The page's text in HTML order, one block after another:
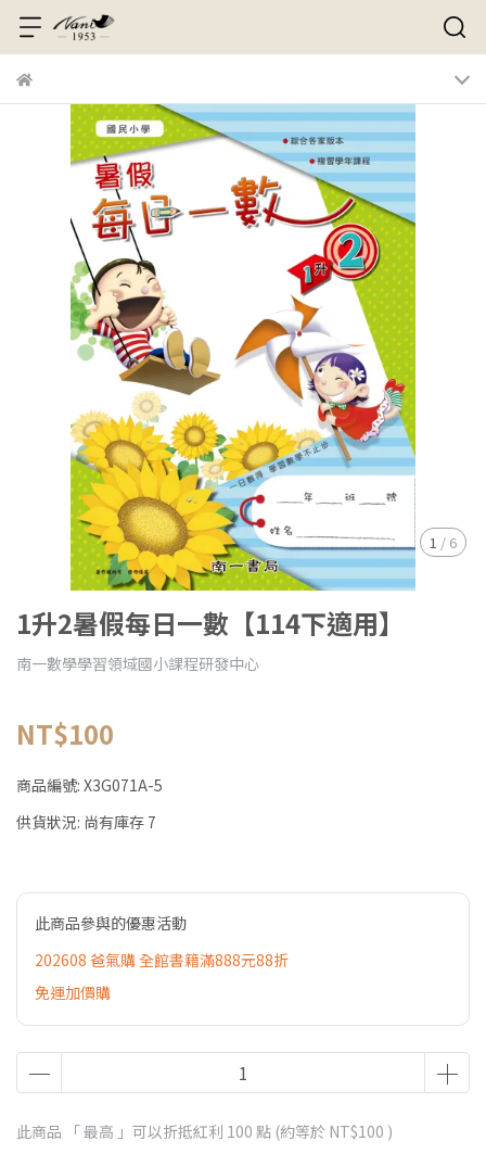
1 / 6
1升2暑假每日一數【114下適用】
南一數學學習領域國小課程研發中心
NT$100
商品編號: X3G071A-5
供貨狀況: 尚有庫存 7
此商品參與的優惠活動
202608 爸氣購 全館書籍滿888元88折
免運加價購
此商品 「 最高 」可以折抵紅利 100 點 (約等於 NT$100 )